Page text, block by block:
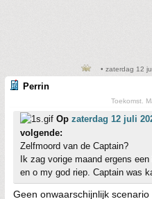
• zaterdag 12
Perrin
Toekomst.
Op zaterdag 12 juli
volgende:
Zelfmoord van de Captain?
Ik zag vorige maand ergens
en o my god riep. Captain was
Geen onwaarschijnlijk scenario